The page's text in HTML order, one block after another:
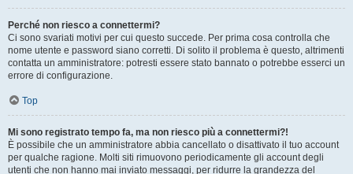
Perché non riesco a connettermi?
Ci sono svariati motivi per cui questo succede. Per prima cosa controlla che
nome utente e password siano corretti. Di solito il problema è questo, altrimenti
contatta un amministratore: potresti essere stato bannato o potrebbe esserci un
errore di configurazione.
Top
Mi sono registrato tempo fa, ma non riesco più a connettermi?!
È possibile che un amministratore abbia cancellato o disattivato il tuo account
per qualche ragione. Molti siti rimuovono periodicamente gli account degli
utenti che non hanno mai inviato messaggi, per ridurre la grandezza del